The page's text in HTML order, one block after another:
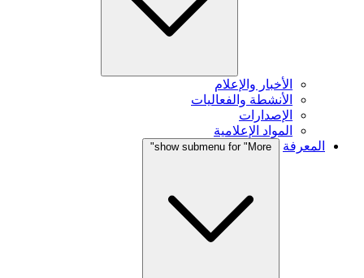
الأخبار والإعلام
الأنشطة والفعاليات
الإصدارات
المواد الإعلامية
المعرفة
show submenu for "More"